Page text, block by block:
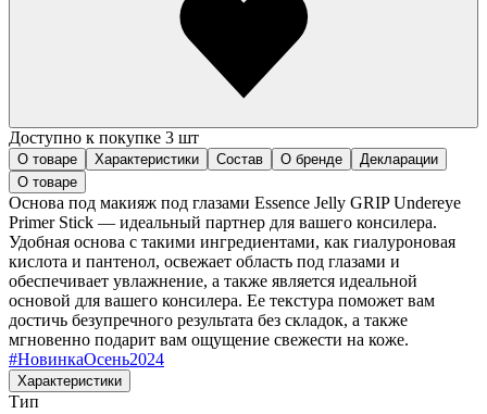
Доступно к покупке 3 шт
О товаре Характеристики Состав О бренде
Декларации
О товаре
Основа под макияж под глазами Essence Jelly GRIP Undereye
Primer Stick — идеальный партнер для вашего консилера.
Удобная основа с такими ингредиентами, как гиалуроновая
кислота и пантенол, освежает область под глазами и
обеспечивает увлажнение, а также является идеальной
основой для вашего консилера. Ее текстура поможет вам
достичь безупречного результата без складок, а также
мгновенно подарит вам ощущение свежести на коже.
#НовинкаОсень2024
Характеристики
Тип